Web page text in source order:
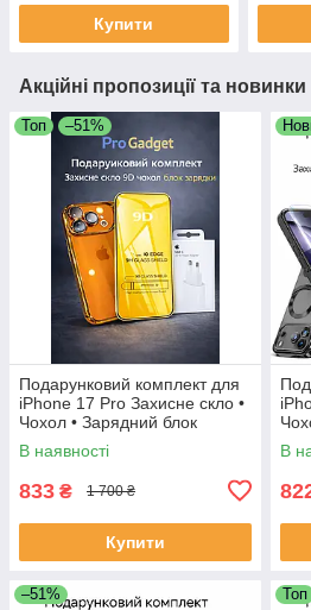
Купити
Акційні пропозиції та новинки
Топ –51%
Подарунковий комплект для
iPhone 17 Pro Захисне скло •
Чохол • Зарядний блок
В наявності
833 ₴ 1 700 ₴
Купити
блок
В
–51% Топ